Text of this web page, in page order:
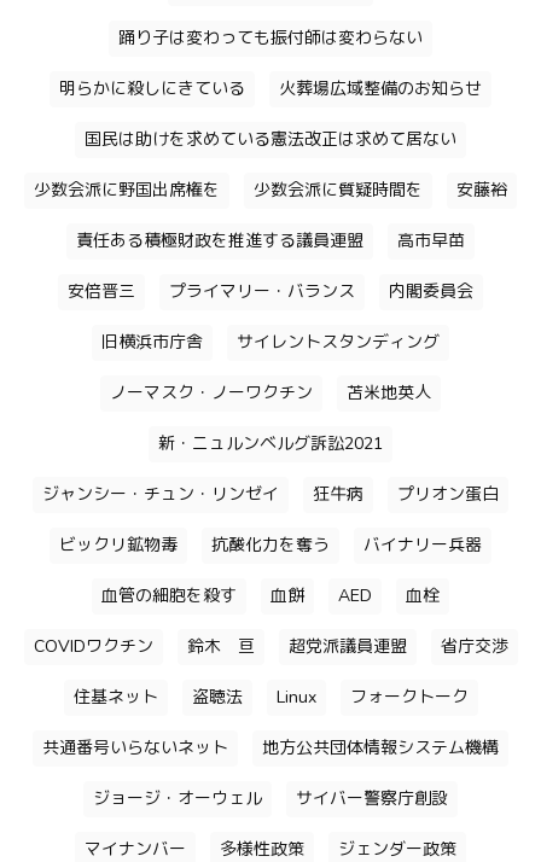
踊り子は変わっても振付師は変わらない
明らかに殺しにきている 火葬場広域整備のお知らせ
国民は助けを求めている憲法改正は求めて居ない
少数会派に野国出席権を 少数会派に質疑時間を 安藤裕
責任ある積極財政を推進する議員連盟 高市早苗
安倍晋三 プライマリー・バランス 内閣委員会
旧横浜市庁舎 サイレントスタンディング
ノーマスク・ノーワクチン 苫米地英人
新・ニュルンベルグ訴訟2021
ジャンシー・チュン・リンゼイ 狂牛病 プリオン蛋白
ビックリ鉱物毒 抗酸化力を奪う バイナリー兵器
血管の細胞を殺す 血餅 AED 血栓
COVIDワクチン 鈴木 亘 超党派議員連盟 省庁交渉
住基ネット 盗聴法 Linux フォークトーク
共通番号いらないネット 地方公共団体情報システム機構
ジョージ・オーウェル サイバー警察庁創設
マイナンバー 多様性政策 ジェンダー政策